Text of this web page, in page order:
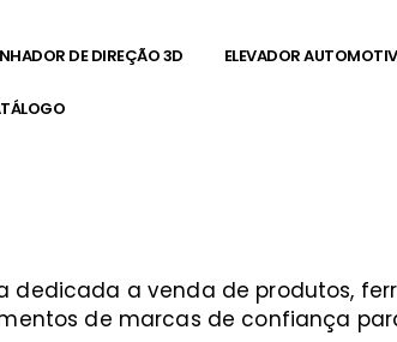
DE DIREÇÃO 3D ELEVADOR
dedicada a venda de produtos,
de marcas de confiança